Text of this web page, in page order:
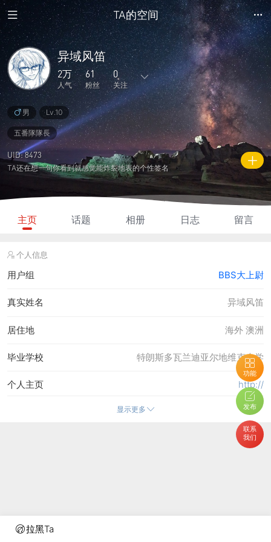
拉黑Ta
TA的空间
功能
发布
联系
我们
异域风笛
2万
人气
61
粉丝
0
关注
236
主题
1763
回复
1
日志
1
相册
8
好友
61
粉丝 关注
4
说说
2万
人气
1万
积分
男 Lv.10
五番隊隊長
UID: 8473
TA还在想一句你看到就感觉能炸裂地表的个性签名
主页 话题 相册 日志 留言
个人信息
用户组 BBS大上尉
异域风笛
真实姓名
海外 澳洲
居住地
特朗斯多瓦兰迪亚尔地维克大学
毕业学校
http://
个人主页
2568 小时
17-11-2008 08:52
显示更多